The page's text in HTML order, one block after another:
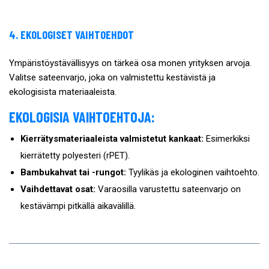
4. EKOLOGISET VAIHTOEHDOT
Ympäristöystävällisyys on tärkeä osa monen yrityksen arvoja.
Valitse sateenvarjo, joka on valmistettu kestävistä ja
ekologisista materiaaleista.
EKOLOGISIA VAIHTOEHTOJA:
Kierrätysmateriaaleista valmistetut kankaat: Esimerkiksi
kierrätetty polyesteri (rPET).
Bambukahvat tai -rungot: Tyylikäs ja ekologinen vaihtoehto.
Vaihdettavat osat: Varaosilla varustettu sateenvarjo on
kestävämpi pitkällä aikavälillä.